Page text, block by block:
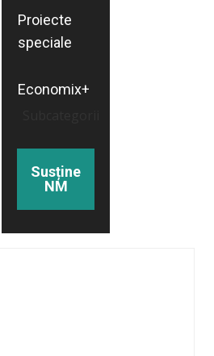
Proiecte
speciale
Economix+
Susține
NM